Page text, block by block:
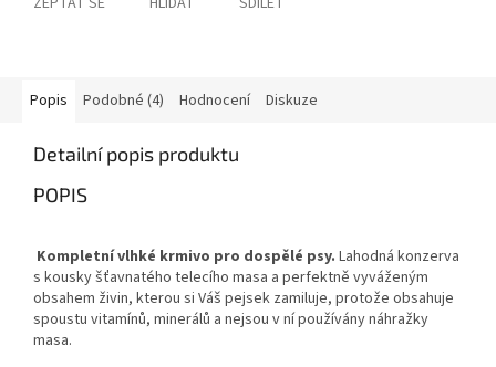
Popis Podobné (4) Hodnocení Diskuze
Detailní popis produktu
POPIS
Kompletní vlhké krmivo pro dospělé psy. Lahodná konzerva
s kousky šťavnatého telecího masa a perfektně vyváženým
obsahem živin, kterou si Váš pejsek zamiluje, protože obsahuje
spoustu vitamínů, minerálů a nejsou v ní používány náhražky
masa.